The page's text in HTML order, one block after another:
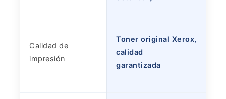
Calidad de
impresión
Toner original Xerox,
calidad
garantizada